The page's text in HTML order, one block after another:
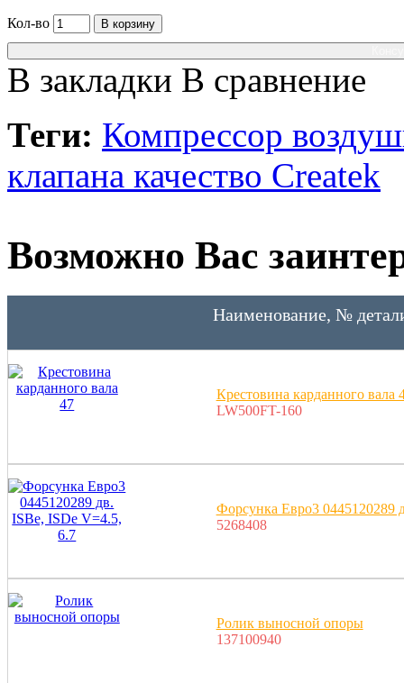
Кол-во
В корзину
В закладки В сравнение
Теги: Компрессор
клапана качество Createk
Возможно Вас
Наименование, №
Крестовина карданного вала
LW500FT-160
Форсунка Евро3 0445120289
5268408
Ролик выносной опоры
137100940